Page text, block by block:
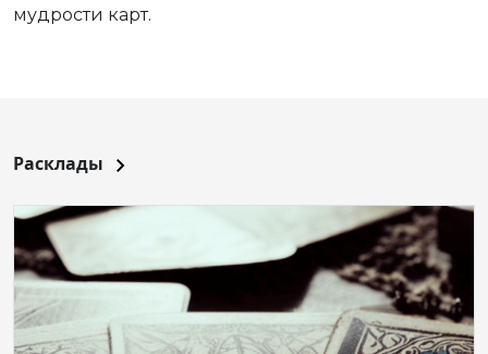
мудрости карт.
Расклады